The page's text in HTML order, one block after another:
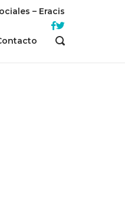
– Eracis
OPEN
BAR